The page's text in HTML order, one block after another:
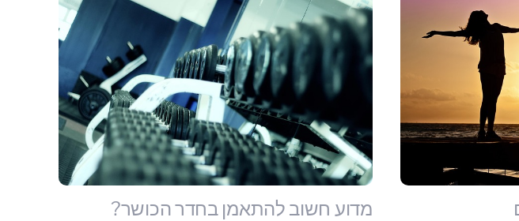
מדוע חשוב להתאמן בחדר הכושר?